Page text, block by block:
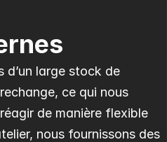
d’un large stock de
ce qui nous
de manière flexible
nous fournissons des